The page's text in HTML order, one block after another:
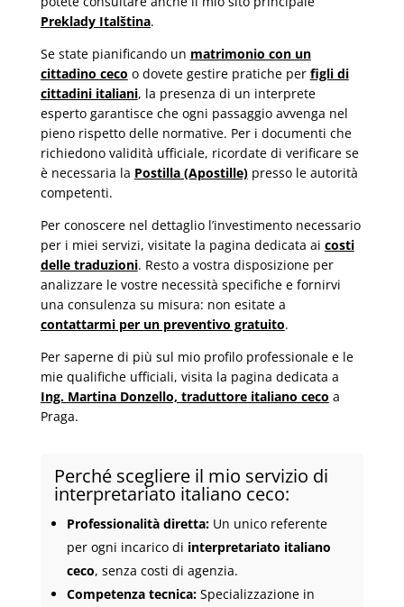
Preklady Italština.
Se state pianificando un matrimonio con un
cittadino ceco o dovete gestire pratiche per figli di
cittadini italiani, la presenza di un interprete
esperto garantisce che ogni passaggio avvenga nel
pieno rispetto delle normative. Per i documenti che
richiedono validità ufficiale, ricordate di verificare se
è necessaria la Postilla (Apostille)presso le autorità
competenti.
Per conoscere nel dettaglio l’investimento necessario
per i miei servizi, visitate la pagina dedicata ai costi
delle traduzioni. Resto a vostra disposizione per
analizzare le vostre necessità specifiche e fornirvi
una consulenza su misura: non esitate a
contattarmi per un preventivo gratuito.
Per saperne di più sul mio profilo professionale e le
mie qualifiche ufficiali, visita la pagina dedicata a
Ing. Martina Donzello, traduttore italiano ceco a
Praga.
Perché scegliere il mio servizio di
interpretariato italiano ceco:
Professionalità diretta:Un unico referente
per ogni incarico di interpretariato italiano
ceco, senza costi di agenzia.
Competenza tecnica:Specializzazione in